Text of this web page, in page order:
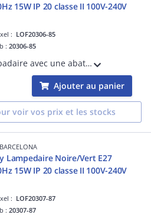
15W IP 20 classe II 100V-240V
: LOF20306-85
:20306-85
Lampadaire avec une abat-jour en textile Blanc diffuseur en acier Blanc structure en Acier couleur Blanc mat Blanc E27 source non incluse 50/60Hz 15W IP20 classe II 100V-240V hauteur:1600mm longueur: 420mmprofondeur: 420mm
Ajouter au panier
voir vos prix et les stocks
Lampedaire Noire/Vert E27
15W IP 20 classe II 100V-240V
: LOF20307-87
:20307-87